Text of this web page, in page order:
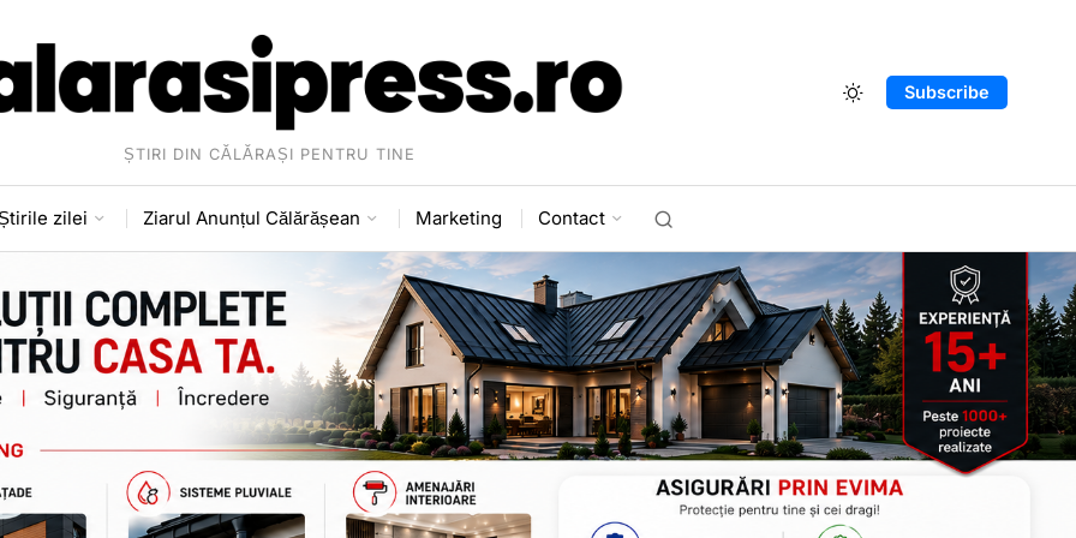
ȘTIRI DIN CĂLĂRAȘI PENTRU TINE
Subscribe
zilei Ziarul Anunțul Călărășean Marketing Contact